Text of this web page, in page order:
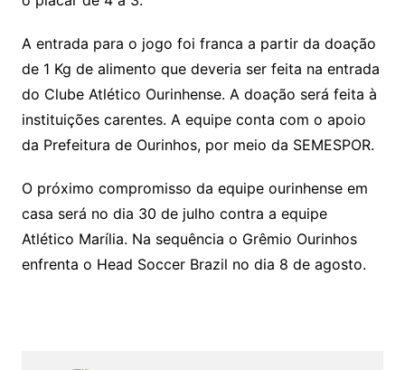
A entrada para o jogo foi franca a partir da doação
de 1 Kg de alimento que deveria ser feita na entrada
do Clube Atlético Ourinhense. A doação será feita à
instituições carentes. A equipe conta com o apoio
da Prefeitura de Ourinhos, por meio da SEMESPOR.
O próximo compromisso da equipe ourinhense em
casa será no dia 30 de julho contra a equipe
Atlético Marília. Na sequência o Grêmio Ourinhos
enfrenta o Head Soccer Brazil no dia 8 de agosto.